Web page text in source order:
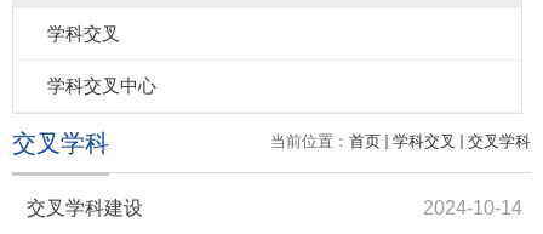
学科交叉
学科交叉中心
当前位置： 首页 学科交叉 交叉学科
交叉学科
交叉学科建设
2024-10-14